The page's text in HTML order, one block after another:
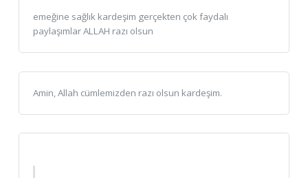
emeğine sağlık kardeşim gerçekten çok faydalı
paylaşımlar ALLAH razı olsun
Amin, Allah cümlemizden razı olsun kardeşim.